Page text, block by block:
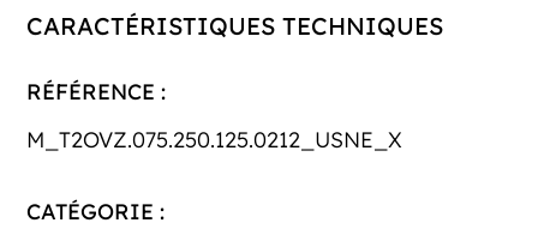
CARACTÉRISTIQUES TECHNIQUES
RÉFÉRENCE :
M_T2OVZ.075.250.125.0212_USNE_X
CATÉGORIE :